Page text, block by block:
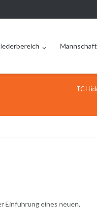
TC
Einführung eines neuen,